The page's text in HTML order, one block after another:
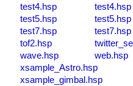
test4.hsp
test4.hsp
test5.hsp
test5.hsp
test7.hsp
test7.hsp
tof2.hsp
wave.hsp
web.hsp
xsample_Astro.hsp
xsample_gimbal.hsp